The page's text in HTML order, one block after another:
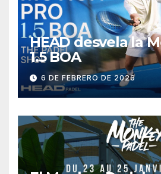
HEAD desvela la
1.5 BOA
6 DE FEBRERO DE 2026